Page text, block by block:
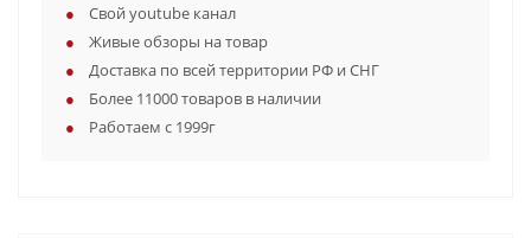
Свой youtube канал
Живые обзоры на товар
Доставка по всей территории РФ и СНГ
Более 11000 товаров в наличии
Работаем с 1999г